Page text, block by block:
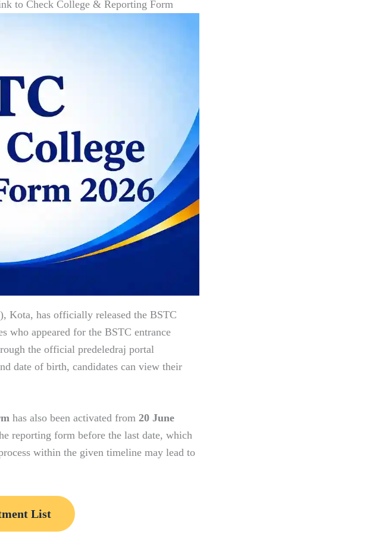
to Check College & Reporting Form
Kota, has officially released the BSTC
who appeared for the BSTC entrance
the official predeledraj portal
date of birth, candidates can view their
has also been activated from 20 June
reporting form before the last date, which
within the given timeline may lead to
List